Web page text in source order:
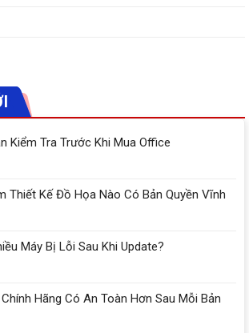
Kiểm Tra Trước Khi Mua Office
Thiết Kế Đồ Họa Nào Có Bản Quyền Vĩnh
Máy Bị Lỗi Sau Khi Update?
Hãng Có An Toàn Hơn Sau Mỗi Bản